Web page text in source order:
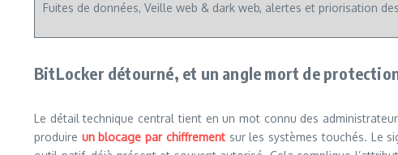
Fuites de données, Veille web & dark web, alertes et priorisation
BitLocker détourné, et un angle mort de
Le détail technique central tient en un mot connu des
produire un blocage par chiffrementsur les systèmes touchés. Le